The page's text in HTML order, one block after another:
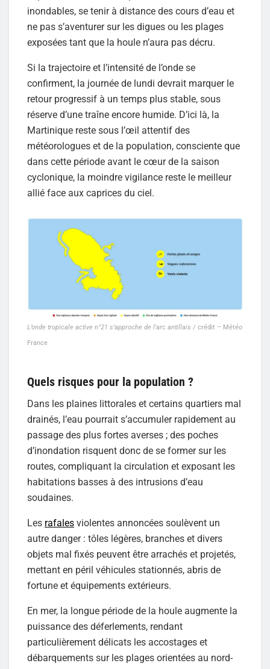
inondables, se tenir à distance des cours d’eau et
ne pas s’aventurer sur les digues ou les plages
exposées tant que la houle n’aura pas décru.
Si la trajectoire et l’intensité de l’onde se
confirment, la journée de lundi devrait marquer le
retour progressif à un temps plus stable, sous
réserve d’une traîne encore humide. D’ici là, la
Martinique reste sous l’œil attentif des
météorologues et de la population, consciente que
dans cette période avant le cœur de la saison
cyclonique, la moindre vigilance reste le meilleur
allié face aux caprices du ciel.
L’onde tropicale active n°21 s’approche de l’arc antillais / crédit – Météo
France
Quels risques pour la population ?
Dans les plaines littorales et certains quartiers mal
drainés, l’eau pourrait s’accumuler rapidement au
passage des plus fortes averses ; des poches
d’inondation risquent donc de se former sur les
routes, compliquant la circulation et exposant les
habitations basses à des intrusions d’eau
soudaines.
Les rafales violentes annoncées soulèvent un
autre danger : tôles légères, branches et divers
objets mal fixés peuvent être arrachés et projetés,
mettant en péril véhicules stationnés, abris de
fortune et équipements extérieurs.
En mer, la longue période de la houle augmente la
puissance des déferlements, rendant
particulièrement délicats les accostages et
débarquements sur les plages orientées au nord-